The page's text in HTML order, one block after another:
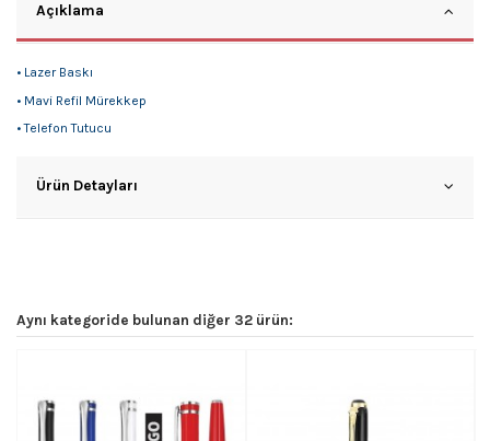
Açıklama
• Lazer Baskı
• Mavi Refil Mürekkep
• Telefon Tutucu
Ürün Detayları
Aynı kategoride bulunan diğer 32 ürün: